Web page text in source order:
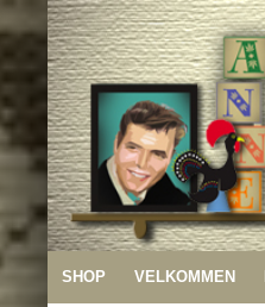
SHOP VELKOMMEN